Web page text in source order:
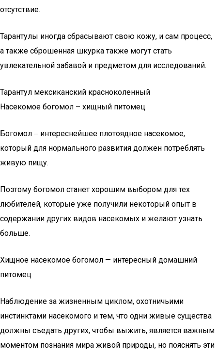
отсутствие.
Тарантулы иногда сбрасывают свою кожу, и сам процесс,
а также сброшенная шкурка также могут стать
увлекательной забавой и предметом для исследований.
Тарантул мексиканский красноколенный
Насекомое богомол – хищный питомец
Богомол ‒ интереснейшее плотоядное насекомое,
который для нормального развития должен потреблять
живую пищу.
Поэтому богомол станет хорошим выбором для тех
любителей, которые уже получили некоторый опыт в
содержании других видов насекомых и желают узнать
больше.
Хищное насекомое богомол — интересный домашний
питомец
Наблюдение за жизненным циклом, охотничьими
инстинктами насекомого и тем, что одни живые существа
должны съедать других, чтобы выжить, является важным
моментом познания мира живой природы, но пояснять эти